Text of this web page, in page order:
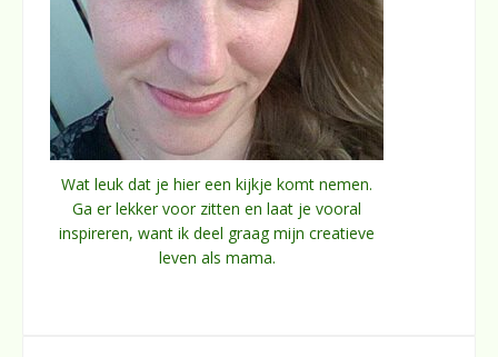
Wat leuk dat je hier een kijkje komt nemen.
Ga er lekker voor zitten en laat je vooral
inspireren, want ik deel graag mijn creatieve
leven als mama.